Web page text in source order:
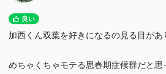
良い
加西くん双葉を好きになるの見る目があ
めちゃくちゃモテる思春期症候群だと